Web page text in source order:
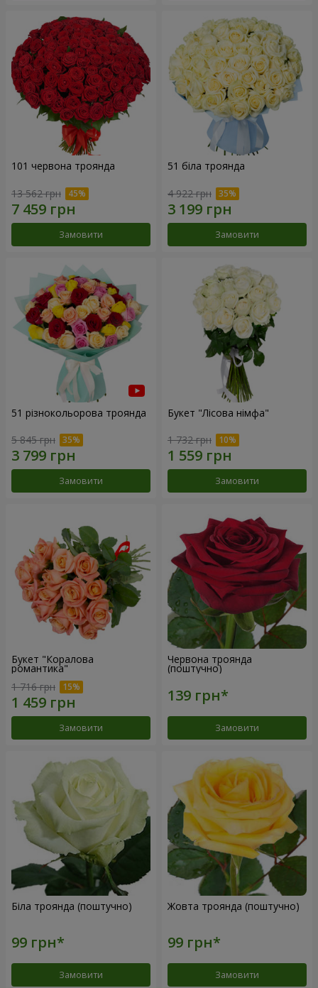
101 червона троянда
13 562 грн
Замовити
51 біла троянда
4 922 грн
Замовити
51 різнокольорова троянда
5 845 грн
Замовити
Букет "Лісова німфа"
1 732 грн
Замовити
Букет "Коралова
романтика"
1 716 грн
Замовити
Червона троянда
(поштучно)
Замовити
Біла троянда (поштучно)
Замовити
Жовта троянда (поштучно)
Замовити